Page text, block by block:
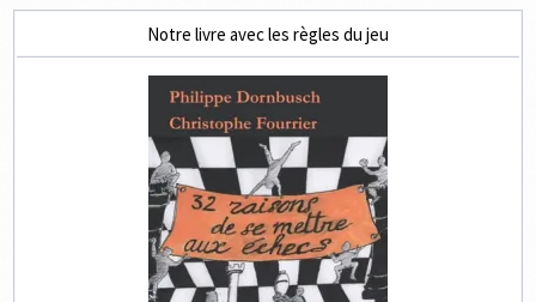
Notre livre avec les règles du jeu